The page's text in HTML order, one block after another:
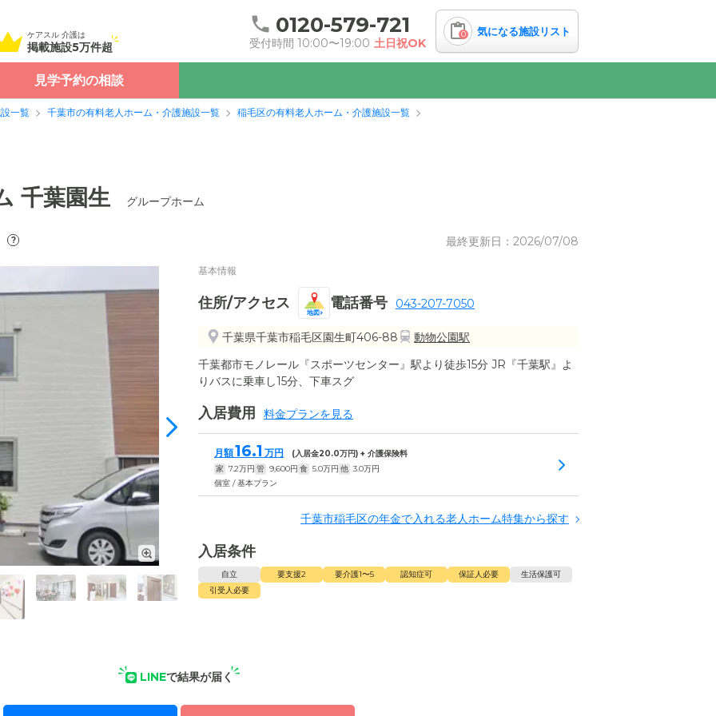
ケアスル 介護は
掲載施設5万件超
0120-579-721
受付時間 10:00〜19:00 土日祝OK
0 気になる施設リスト
見学予約の相談
一覧 千葉市の有料老人ホーム・介護施設一覧 稲毛区の有料老人ホーム・介護施設一覧
千葉園生 グループホーム
? 最終更新日：2026/07/08
基本情報
住所/アクセス
地図
電話番号 043-207-7050
千葉県千葉市稲毛区園生町406-88
動物公園駅
千葉都市モノレール『スポーツセンター』駅より徒歩15分 JR『千葉駅』よ
りバスに乗車し15分、下車スグ
入居費用 料金プランを見る
月額16.1 万円 (入居金20.0万円) + 介護保険料
家 7.2万円 管 9,600円 食 5.0万円 他 3.0万円
個室 / 基本プラン
千葉市稲毛区の年金で入れる老人ホーム特集から探す
入居条件
自立 要支援2 要介護1〜5 認知症可 保証人必要
生活保護可
引受人必要
LINEで結果が届く